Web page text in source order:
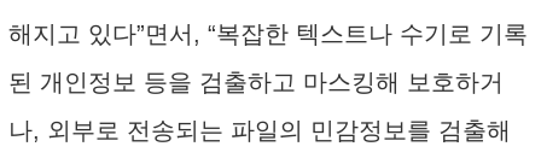
해지고 있다”면서, “복잡한 텍스트나 수기로 기록
된 개인정보 등을 검출하고 마스킹해 보호하거
나, 외부로 전송되는 파일의 민감정보를 검출해